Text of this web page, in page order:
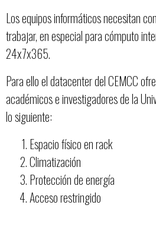
Los equipos informáticos necesitan
trabajar, en especial para cómputo
24x7x365.
Para ello el datacenter del CEMCC
académicos e investigadores de la
lo siguiente:
Espacio físico en rack
Climatización
Protección de energía
Acceso restringido